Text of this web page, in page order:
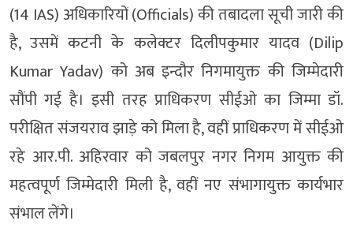
(14 IAS) अधिकारियों (Officials) की तबादला सूची जारी की
है, उसमें कटनी के कलेक्टर दिलीपकुमार यादव (Dilip
Kumar Yadav) को अब इन्दौर निगमायुक्त की जिम्मेदारी
सौंपी गई है। इसी तरह प्राधिकरण सीईओ का जिम्मा डॉ.
परीक्षित संजयराव झाड़े को मिला है, वहीं प्राधिकरण में सीईओ
रहे आर.पी. अहिरवार को जबलपुर नगर निगम आयुक्त की
महत्वपूर्ण जिम्मेदारी मिली है, वहीं नए संभागायुक्त कार्यभार
संभाल लेंगे।